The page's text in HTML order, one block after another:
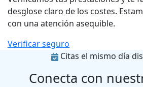
desglose claro de los costes.
con una atención asequible.
Verificar seguro
Citas el mismo día
Conecta con